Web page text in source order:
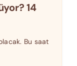
14
Bu saat